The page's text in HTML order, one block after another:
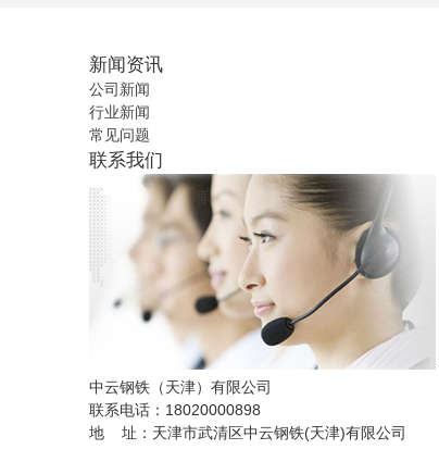
新闻资讯
公司新闻
行业新闻
常见问题
联系我们
中云钢铁（天津）有限公司
联系电话：18020000898
地 址：天津市武清区中云钢铁(天津)有限公司